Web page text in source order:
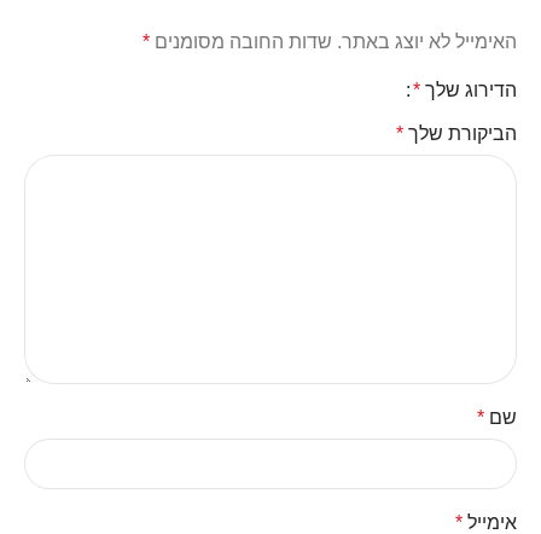
האימייל לא יוצג באתר. שדות החובה מסומנים *
הדירוג שלך *
הביקורת שלך *
שם *
אימייל *